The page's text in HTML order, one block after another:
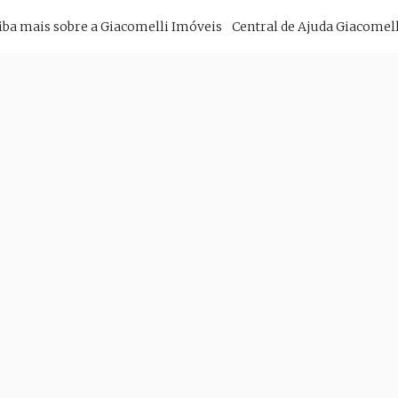
mais sobre a Giacomelli Imóveis Central de Ajuda